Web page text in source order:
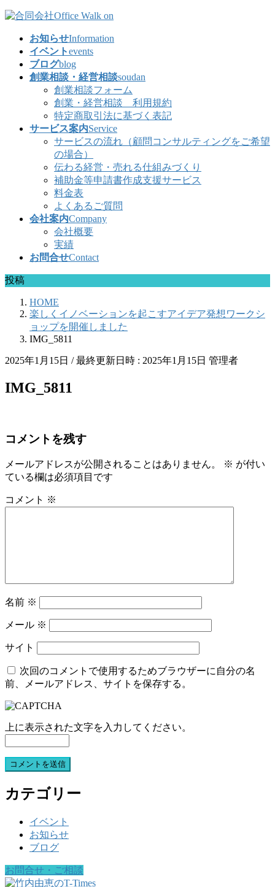
コ
ナ
お知らせInformation
イベントevents
ブログblog
創業相談・経営相談soudan
創業相談フォーム
創業・経営相談 利用規約
特定商取引法に基づく表記
サービス案内Service
サービスの流れ（顧問コンサルティングをご希望
の場合）
伝わる経営・売れる仕組みづくり
補助金等申請書作成支援サービス
料金表
よくあるご質問
会社案内Company
会社概要
実績
お問合せContact
投稿
HOME
楽しくイノベーションを起こすアイデア発想ワークシ
ョップを開催しました
IMG_5811
2025年1月15日 / 最終更新日時 : 2025年1月15日 管理者
IMG_5811
コメントを残す
メールアドレスが公開されることはありません。 ※ が付い
ている欄は必須項目です
コメント ※
名前 ※
メール ※
サイト
次回のコメントで使用するためブラウザーに自分の名
前、メールアドレス、サイトを保存する。
上に表示された文字を入力してください。
カテゴリー
イベント
お知らせ
ブログ
お問合せ・ご相談